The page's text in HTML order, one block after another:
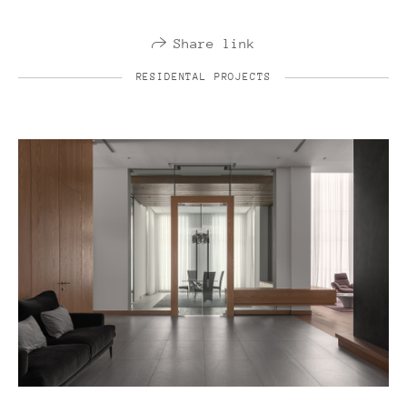
Share link
RESIDENTAL PROJECTS